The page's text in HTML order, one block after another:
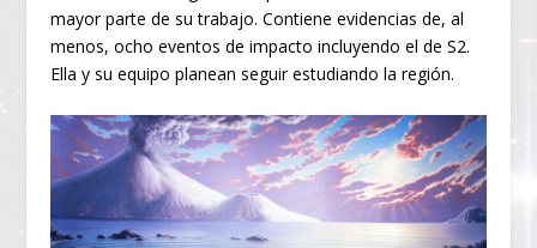
mayor parte de su trabajo. Contiene evidencias de, al
menos, ocho eventos de impacto incluyendo el de S2.
Ella y su equipo planean seguir estudiando la región.